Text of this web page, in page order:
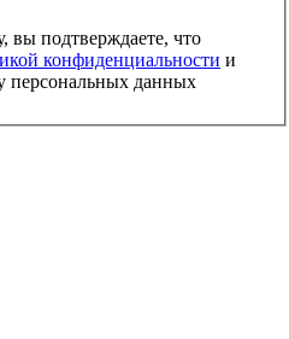
вы подтверждаете, что
конфиденциальности и
персональных данных